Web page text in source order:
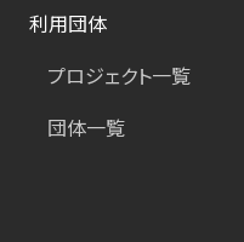
利用団体
プロジェクト一覧
団体一覧